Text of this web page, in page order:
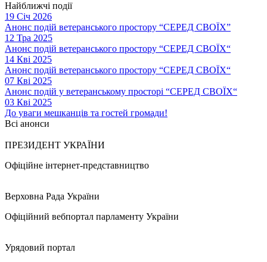
Найближчі події
19 Січ 2026
Анонс подій ветеранського простору “СЕРЕД СВОЇХ”
12 Тра 2025
Анонс подій ветеранського простору “СЕРЕД СВОЇХ“
14 Кві 2025
Анонс подій ветеранського простору “СЕРЕД СВОЇХ“
07 Кві 2025
Анонс подій у ветеранському просторі “СЕРЕД СВОЇХ“
03 Кві 2025
До уваги мешканців та гостей громади!
Всі анонси
ПРЕЗИДЕНТ УКРАЇНИ
Офіційне інтернет-представництво
Верховна Рада України
Офіційний вебпортал парламенту України
Урядовий портал